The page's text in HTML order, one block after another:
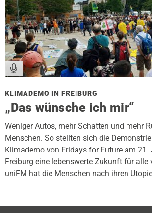
KLIMADEMO IN FREIBURG
„Das wünsche ich mir“
Weniger Autos, mehr Schatten und mehr
Menschen. So stellten sich die
Klimademo von Fridays for Future am 21.
Freiburg eine lebenswerte Zukunft für alle
uniFM hat die Menschen nach ihren